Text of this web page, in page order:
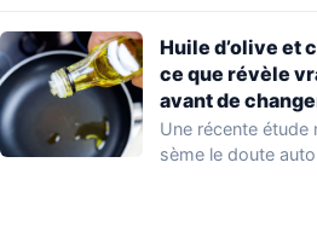
Huile d’olive et
ce que révèle
avant de
Une récente étude
sème le doute